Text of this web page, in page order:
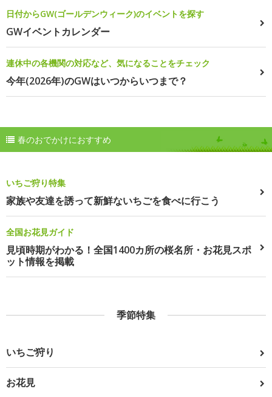
日付からGW(ゴールデンウィーク)のイベントを探す
GWイベントカレンダー
連休中の各機関の対応など、気になることをチェック
今年(2026年)のGWはいつからいつまで？
春のおでかけにおすすめ
いちご狩り特集
家族や友達を誘って新鮮ないちごを食べに行こう
全国お花見ガイド
見頃時期がわかる！全国1400カ所の桜名所・お花見スポ
ット情報を掲載
季節特集
いちご狩り
お花見